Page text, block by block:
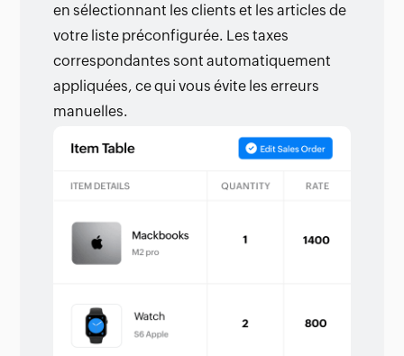
en sélectionnant les clients et les articles de
votre liste préconfigurée. Les taxes
correspondantes sont automatiquement
appliquées, ce qui vous évite les erreurs
manuelles.